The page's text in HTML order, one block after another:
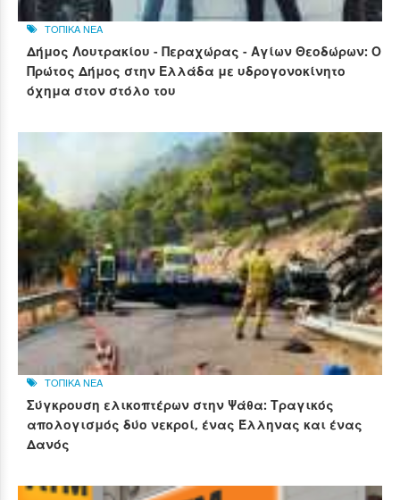
ΤΟΠΙΚΑ ΝΕΑ
Δήμος Λουτρακίου - Περαχώρας - Αγίων Θεοδώρων: Ο
Πρώτος Δήμος στην Ελλάδα με υδρογονοκίνητο
όχημα στον στόλο του
ΤΟΠΙΚΑ ΝΕΑ
Σύγκρουση ελικοπτέρων στην Ψάθα: Τραγικός
απολογισμός δύο νεκροί, ένας Έλληνας και ένας
Δανός